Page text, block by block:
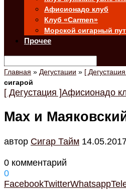
Афисионадо клуб
Клуб «Carmen»
Морской сигарный
Прочее
Главная » Дегустации » [
сигарой
[ Дегустация ]Афисионадо
Max и
автор Cигар Тайм
0 комментарий
0
FacebookTwitterWhatsapp